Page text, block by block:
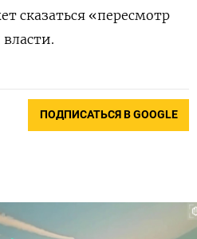
сказаться «пересмотр
ПОДПИСАТЬСЯ В GOOGLE